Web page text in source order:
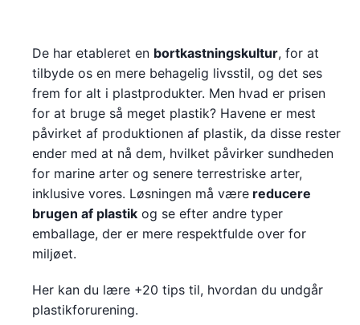
De har etableret en bortkastningskultur, for at
tilbyde os en mere behagelig livsstil, og det ses
frem for alt i plastprodukter. Men hvad er prisen
for at bruge så meget plastik? Havene er mest
påvirket af produktionen af plastik, da disse rester
ender med at nå dem, hvilket påvirker sundheden
for marine arter og senere terrestriske arter,
inklusive vores. Løsningen må være reducere
brugen af plastik og se efter andre typer
emballage, der er mere respektfulde over for
miljøet.
Her kan du lære +20 tips til, hvordan du undgår
plastikforurening.